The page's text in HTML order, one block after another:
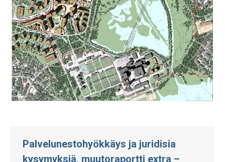
Palvelunestohyökkäys ja juridisia
kysymyksiä, muutoraportti extra –